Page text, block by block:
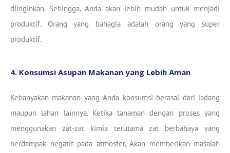
diinginkan. Sehingga, Anda akan lebih mudah untuk menjadi
produktif. Orang yang bahagia adalah orang yang super
produktif.
4. Konsumsi Asupan Makanan yang Lebih Aman
Kebanyakan makanan yang Anda konsumsi berasal dari ladang
maupun lahan lainnya. Ketika tanaman dengan proses yang
menggunakan zat-zat kimia terutama zat berbahaya yang
berdampak negatif pada atmosfer, Akan memberikan masalah